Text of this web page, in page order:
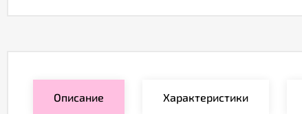
Описание Характеристики